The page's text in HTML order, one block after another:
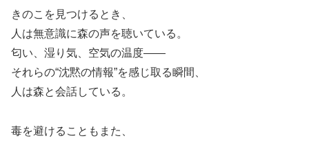
きのこを見つけるとき、
人は無意識に森の声を聴いている。
匂い、湿り気、空気の温度――
それらの“沈黙の情報”を感じ取る瞬間、
人は森と会話している。
毒を避けることもまた、